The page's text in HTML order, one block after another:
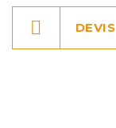
DEVIS